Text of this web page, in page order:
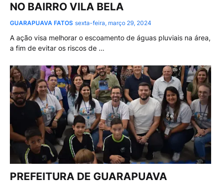
NO BAIRRO VILA BELA
GUARAPUAVA FATOS sexta-feira, março 29, 2024
A ação visa melhorar o escoamento de águas pluviais na área,
a fim de evitar os riscos de …
PREFEITURA DE GUARAPUAVA